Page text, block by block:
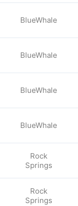
BlueWhale
BlueWhale
BlueWhale
BlueWhale
Rock
Springs
Rock
Springs